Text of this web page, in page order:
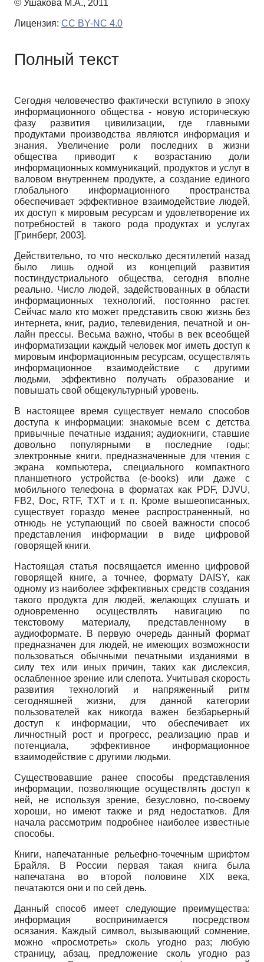
© Ушакова М.А., 2011
Лицензия: CC BY-NC 4.0
Полный текст
Сегодня человечество фактически вступило в эпоху
информационного общества - новую историческую
фазу развития цивилизации, где главными
продуктами производства являются информация и
знания. Увеличение роли последних в жизни
общества приводит к возрастанию доли
информационных коммуникаций, продуктов и услуг в
валовом внутреннем продукте, а создание единого
глобального информационного пространства
обеспечивает эффективное взаимодействие людей,
их доступ к мировым ресурсам и удовлетворение их
потребностей в такого рода продуктах и услугах
[Гринберг, 2003].
Действительно, то что несколько десятилетий назад
было лишь одной из концепций развития
постиндустриального общества, сегодня вполне
реально. Число людей, задействованных в области
информационных технологий, постоянно растет.
Сейчас мало кто может представить свою жизнь без
интернета, книг, радио, телевидения, печатной и он-
лайн прессы. Весьма важно, чтобы в век всеобщей
информатизации каждый человек мог иметь доступ к
мировым информационным ресурсам, осуществлять
информационное взаимодействие с другими
людьми, эффективно получать образование и
повышать свой общекультурный уровень.
В настоящее время существует немало способов
доступа к информации: знакомые всем с детства
привычные печатные издания; аудиокниги, ставшие
довольно популярными в последние годы;
электронные книги, предназначенные для чтения с
экрана компьютера, специального компактного
планшетного устройства (e-books) или даже с
мобильного телефона в форматах как PDF, DJVU,
FB2, Doc, RTF, TXT и т. п. Кроме вышеописанных,
существует гораздо менее распространенный, но
отнюдь не уступающий по своей важности способ
представления информации в виде цифровой
говорящей книги.
Настоящая статья посвящается именно цифровой
говорящей книге, а точнее, формату DAISY, как
одному из наиболее эффективных средств создания
такого продукта для людей, желающих слушать и
одновременно осуществлять навигацию по
текстовому материалу, представленному в
аудиоформа­те. В первую очередь данный формат
предназначен для людей, не имеющих возможности
пользоваться обычными печатными изданиями в
силу тех или иных причин, таких как дислексия,
ослабленное зрение или слепота. Учитывая скорость
развития технологий и напряженный ритм
сегодняшней жизни, для данной категории
пользователей как никогда важен безбарьерный
доступ к информации, что обеспечивает их
личностный рост и прогресс, реализацию прав и
потенциала, эффективное информационное
взаимодействие с другими людьми.
Существовавшие ранее способы представления
информации, позволяющие осуществлять доступ к
ней, не используя зрение, безусловно, по-своему
хороши, но имеют также и ряд недостатков. Для
начала рассмотрим подробнее наиболее известные
способы.
Книги, напечатанные рельефно-точечным шрифтом
Брайля. В России первая такая книга была
напечатана во второй половине XIX века,
печатаются они и по сей день.
Данный способ имеет следующие преимущества:
информация воспринимается посредством
осязания. Каждый символ, вызывающий сомнение,
можно «просмотреть» сколь угодно раз; любую
страницу, абзац, предложение сколь угодно раз